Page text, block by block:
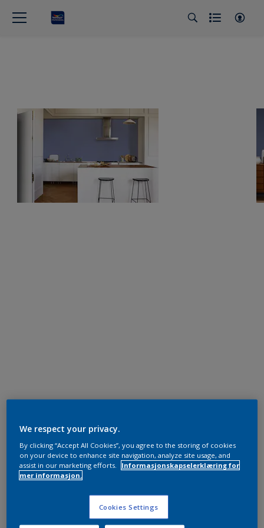
We respect your privacy.
By clicking “Accept All Cookies”, you agree to the storing of cookies
on your device to enhance site navigation, analyze site usage, and
assist in our marketing efforts.
Informasjonskapselerklæring for
mer informasjon.
Cookies Settings